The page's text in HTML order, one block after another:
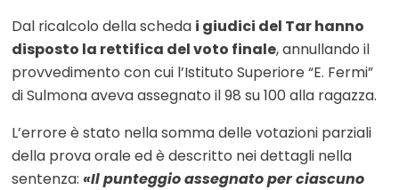
Dal ricalcolo della scheda i giudici del Tar hanno
disposto la rettifica del voto finale, annullando il
provvedimento con cui l’Istituto Superiore “E. Fermi”
di Sulmona aveva assegnato il 98 su 100 alla ragazza.
L’errore è stato nella somma delle votazioni parziali
della prova orale ed è descritto nei dettagli nella
sentenza: «Il punteggio assegnato per ciascuno